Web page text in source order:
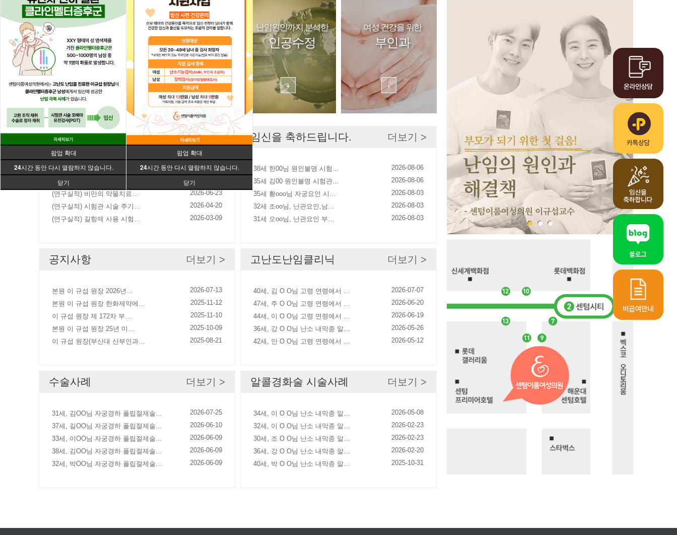
팝업 확대
24시간 동안 다시 열람하지 않습니다.
닫기
팝업 확대
24시간 동안 다시 열람하지 않습니다.
닫기
건강한 출산을 위한
임신과 난임
+
시술 성공률을 높이는
시험관 아기
+
난임원인까지 분석한
인공수정
+
여성 건강을 위한
부인과
+
보도자료 더보기 >
(연구실적) 비만의 약물치료에…
2026-07-22
(연구실적) 동결-해동 포배아…
2026-06-29
(연구실적) 비만의 약물치료…
2026-06-23
(연구실적) 시험관 시술 주기…
2026-04-20
(연구실적) 길항제 사용 시험…
2026-03-09
임신을 축하드립니다. 더보기 >
38세 한00님 원인불명 시험…
2026-08-06
35세 김00 원인불명 시험관…
2026-08-06
35세 황ooo님 자궁요인 시…
2026-08-03
32세 조oo님, 난관요인,남…
2026-08-03
31세 오oo님, 난관요인 부…
2026-08-03
공지사항 더보기 >
본원 이 규섭 원장 2026년…
2026-07-13
본원 이 규섭 원장 한화제약에…
2025-11-12
이 규섭 원장 제 172차 부…
2025-11-10
본원 이 규섭 원장 25년 미…
2025-10-09
이 규섭 원장(부산대 산부인과…
2025-08-21
고난도난임클리닉 더보기 >
40세, 김 O O님 고령 연령에서 …
2026-07-07
47세, 주 O O님 고령 연령에서 …
2026-06-20
44세, 이 O O님 고령 연령에서 …
2026-06-19
36세, 강 O O님 난소 내막종 알…
2026-05-26
42세, 안 O O님 고령 연령에서 …
2026-05-12
수술사례 더보기 >
31세, 김OO님 자궁경하 폴립절제술…
2026-07-25
37세, 길OO님 자궁경하 폴립절제술…
2026-06-10
33세, 이OO님 자궁경하 폴립절제술…
2026-06-09
38세, 김OO님 자궁경하 폴립절제술…
2026-06-09
32세, 박OO님 자궁경하 폴립절제술…
2026-06-09
알콜경화술 시술사례 더보기 >
34세, 이 O O님 난소 내막종 알…
2026-05-08
32세, 이 O O님 난소 내막종 알…
2026-02-23
30세, 조 O O님 난소 내막종 알…
2026-02-23
36세, 강 O O님 난소 내막종 알…
2026-02-20
40세, 박 O O님 난소 내막종 알…
2025-10-31